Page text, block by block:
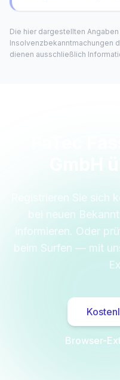
Die hier dargestellten
Insolvenzbekanntmachungen
dienen ausschließlich
Registrieren Sie sich
bei neuen
informieren. Oder
beim Surfen — mit
Browser-